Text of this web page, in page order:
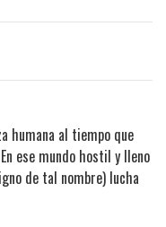
humana al tiempo que
ese mundo hostil y lleno
de tal nombre) lucha